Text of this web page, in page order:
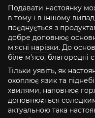
Подавати настоянку
в тому і в іншому
поєднується з
добре доповнює
м'ясні нарізки. До
біле м'ясо, благородні
Тільки уявіть, як
охоплює язик та
хвилями, наповнює
доповнюється
актуальною така